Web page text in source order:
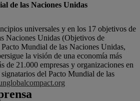
de las Naciones Unidas
universales y en los 17 objetivos de
Naciones Unidas (Objetivos de
Mundial de las Naciones Unidas,
la visión de una economía más
de 21.000 empresas y organizaciones en
del Pacto Mundial de las